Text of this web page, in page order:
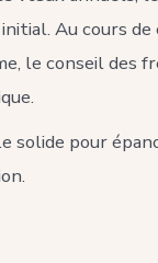
Au cours de
le conseil des
solide pour